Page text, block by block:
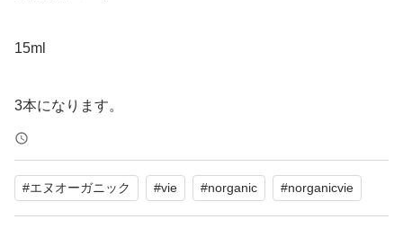
15ml
3本になります。
#エヌオーガニック #vie #norganic #norganicvie